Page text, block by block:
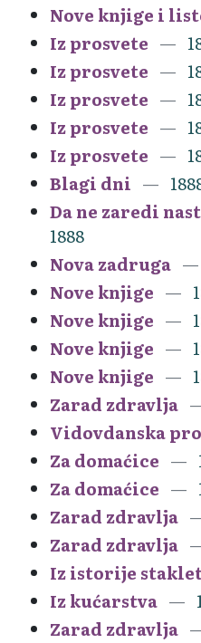
Nove knjige i
Iz prosvete
Iz prosvete
Iz prosvete
Iz prosvete
Iz prosvete
Blagi dni
Da ne zaredi
1888
Nova zadruga
Nove knjige
Nove knjige
Nove knjige
Nove knjige
Zarad zdravlja
Vidovdanska
Za domaćice
Za domaćice
Zarad zdravlja
Zarad zdravlja
Iz istorije
Iz kućarstva
Zarad zdravlja